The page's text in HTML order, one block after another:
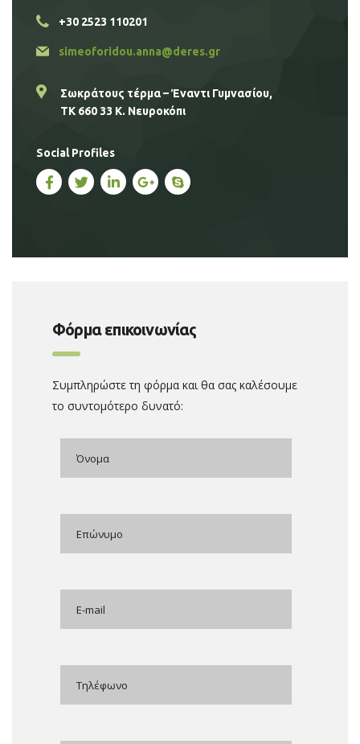
+30 2523 110201
simeoforidou.anna@deres.gr
Σωκράτους τέρμα – Έναντι Γυμνασίου,
ΤΚ 660 33 Κ. Νευροκόπι
Social Profiles
Φόρμα επικοινωνίας
Συμπληρώστε τη φόρμα και θα σας καλέσουμε
το συντομότερο δυνατό: